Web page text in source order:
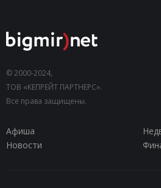
© 2000-2024,
ТОВ «КЕПРЕЙТ ПАРТНЕРС».
Все права защищены.
Афиша
Новости